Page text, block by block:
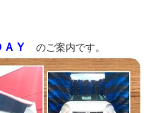
Ｙ のご案内です。